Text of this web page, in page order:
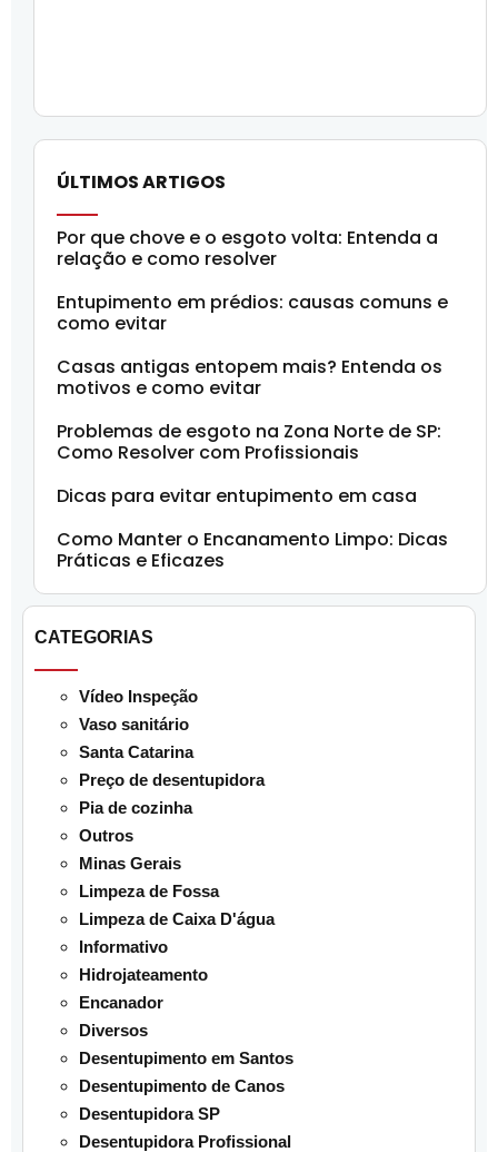
ÚLTIMOS ARTIGOS
Por que chove e o esgoto volta: Entenda a
relação e como resolver
Entupimento em prédios: causas comuns e
como evitar
Casas antigas entopem mais? Entenda os
motivos e como evitar
Problemas de esgoto na Zona Norte de SP:
Como Resolver com Profissionais
Dicas para evitar entupimento em casa
Como Manter o Encanamento Limpo: Dicas
Práticas e Eficazes
CATEGORIAS
Vídeo Inspeção
Vaso sanitário
Santa Catarina
Preço de desentupidora
Pia de cozinha
Outros
Minas Gerais
Limpeza de Fossa
Limpeza de Caixa D'água
Informativo
Hidrojateamento
Encanador
Diversos
Desentupimento em Santos
Desentupimento de Canos
Desentupidora SP
Desentupidora Profissional